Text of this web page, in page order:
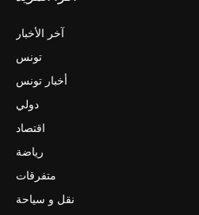
آخر الأخبار
تونس
أخبار تونس
دولي
اقتصاد
رياضة
متفرقات
نقل و سياحة